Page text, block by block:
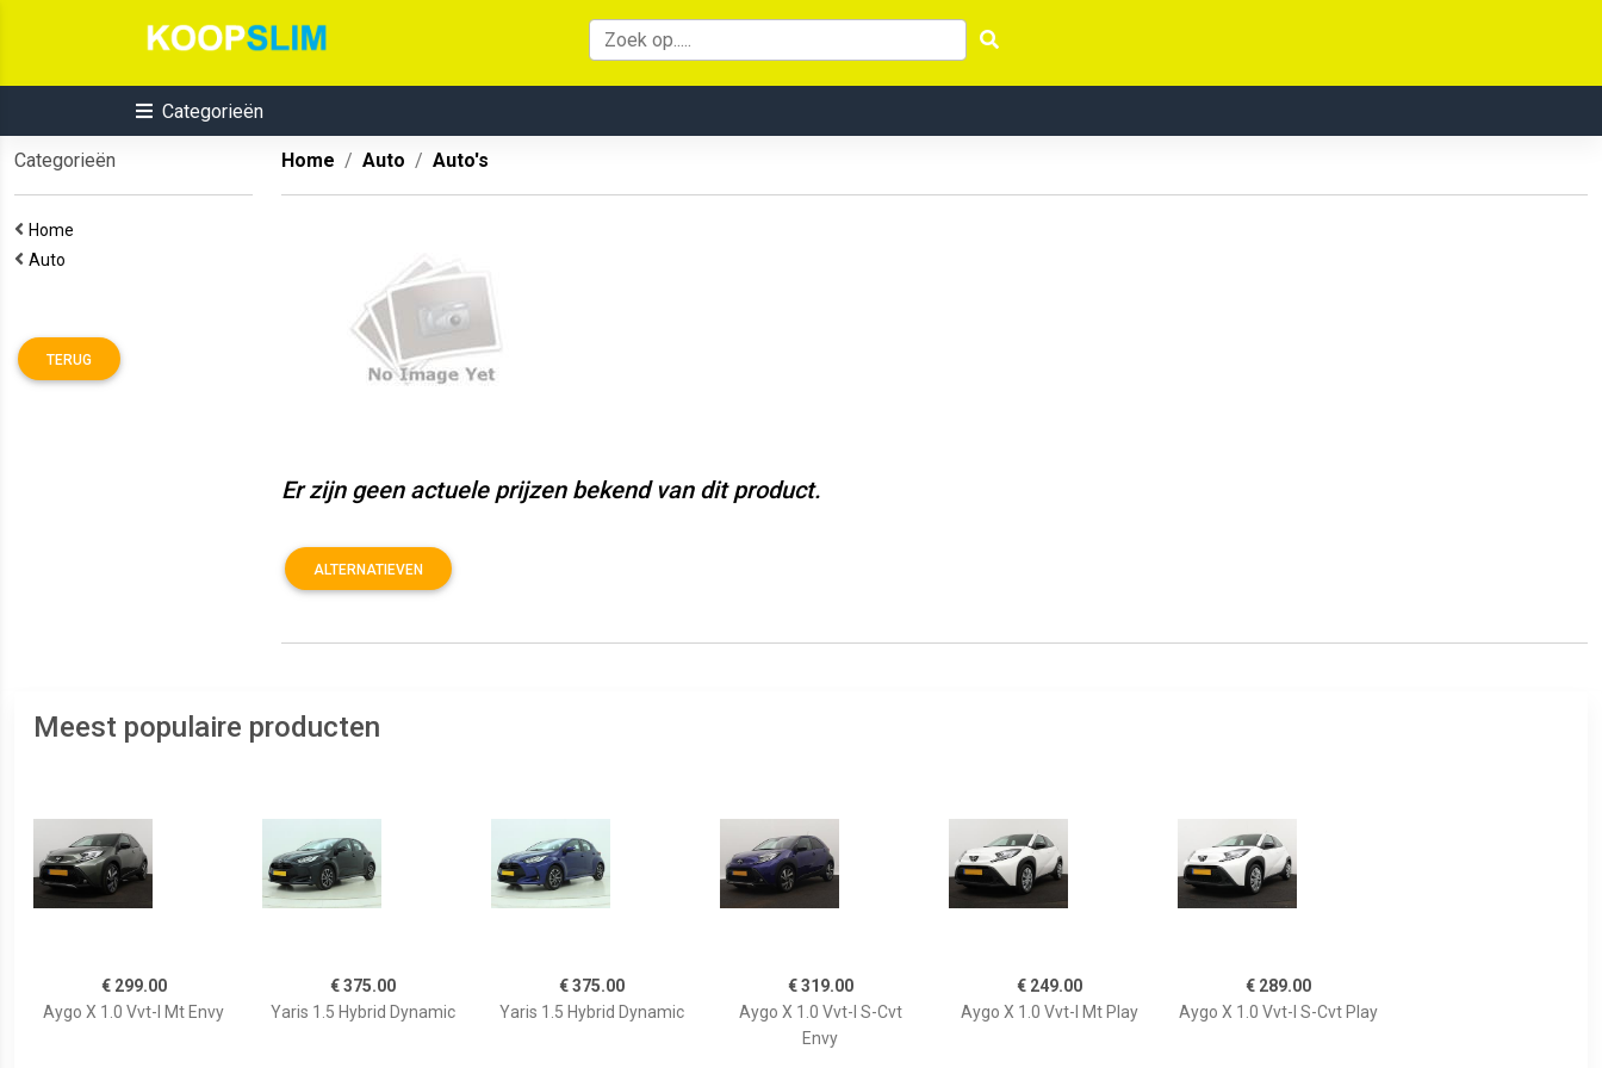
Categorieën
Categorieën
Home
Auto
TERUG
Home Auto Auto's
Er zijn geen actuele prijzen bekend van dit product.
ALTERNATIEVEN
Meest populaire producten
€ 299.00
Aygo X 1.0 Vvt-I Mt Envy
€ 375.00
Yaris 1.5 Hybrid Dynamic
€ 375.00
Yaris 1.5 Hybrid Dynamic
€ 319.00
Aygo X 1.0 Vvt-I S-Cvt
Envy
€ 249.00
Aygo X 1.0 Vvt-I Mt Play
€ 289.00
Aygo X 1.0 Vvt-I S-Cvt Play